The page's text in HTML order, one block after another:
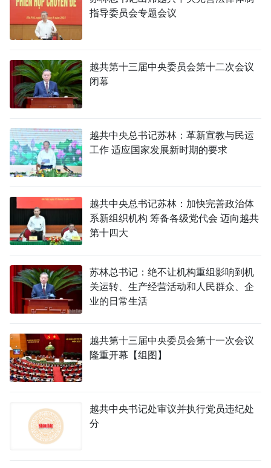
指导委员会专题会议
越共第十三届中央委员会第十二次会议
闭幕
越共中央总书记苏林：革新宣教与民运
工作 适应国家发展新时期的要求
越共中央总书记苏林：加快完善政治体
系新组织机构 筹备各级党代会 迈向越共
第十四大
苏林总书记：绝不让机构重组影响到机
关运转、生产经营活动和人民群众、企
业的日常生活
越共第十三届中央委员会第十一次会议
隆重开幕【组图】
越共中央书记处审议并执行党员违纪处
分